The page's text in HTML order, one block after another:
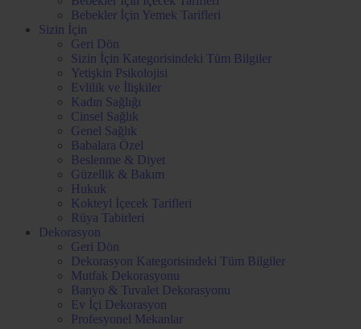
Bebekler İçin Yemek Tarifleri
Sizin İçin
Geri Dön
Sizin İçin Kategorisindeki Tüm Bilgiler
Yetişkin Psikolojisi
Evlilik ve İlişkiler
Kadın Sağlığı
Cinsel Sağlık
Genel Sağlık
Babalara Özel
Beslenme & Diyet
Güzellik & Bakım
Hukuk
Kokteyl İçecek Tarifleri
Rüya Tabirleri
Dekorasyon
Geri Dön
Dekorasyon Kategorisindeki Tüm Bilgiler
Mutfak Dekorasyonu
Banyo & Tuvalet Dekorasyonu
Ev İçi Dekorasyon
Profesyonel Mekanlar